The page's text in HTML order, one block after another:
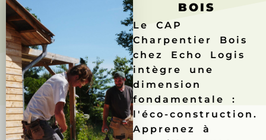
BOIS
Le CAP
Charpentier Bois
chez Echo Logis
intègre une
dimension
fondamentale :
l'éco-construction.
Apprenez à